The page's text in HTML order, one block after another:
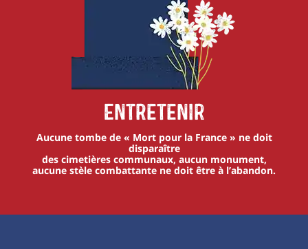
Entretenir
Aucune tombe de « Mort pour la France » ne doit
disparaître
des cimetières communaux, aucun monument,
aucune stèle combattante ne doit être à l’abandon.